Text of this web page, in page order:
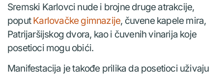
Sremski Karlovci nude i brojne druge atrakcije,
poputKarlovačke gimnazije, čuvene kapele mira,
Patrijaršijskog dvora, kao i čuvenih vinarija koje
posetioci mogu obići.
Manifestacija je takođe prilika da posetioci uživaju